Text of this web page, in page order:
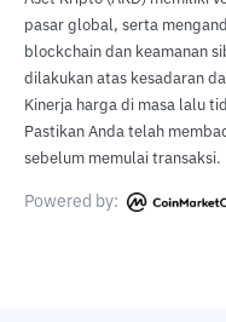
pasar global, serta
blockchain dan keamanan
dilakukan atas kesadaran
Kinerja harga di masa lalu
Pastikan Anda telah
sebelum memulai transaksi.
Powered by: